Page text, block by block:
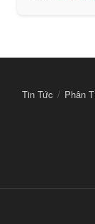
Tin Tức Phân